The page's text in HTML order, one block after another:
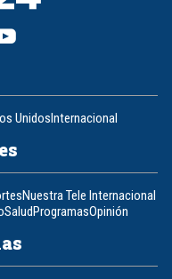
UnidosInternacional
Nuestra Tele Internacional
SaludProgramasOpinión